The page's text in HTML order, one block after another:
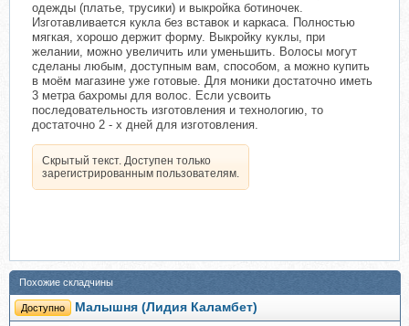
одежды (платье, трусики) и выкройка ботиночек.
Изготавливается кукла без вставок и каркаса. Полностью
мягкая, хорошо держит форму. Выкройку куклы, при
желании, можно увеличить или уменьшить. Волосы могут
сделаны любым, доступным вам, способом, а можно купить
в моём магазине уже готовые. Для моники достаточно иметь
3 метра бахромы для волос. Если усвоить
последовательность изготовления и технологию, то
достаточно 2 - х дней для изготовления.​
Скрытый текст. Доступен только
зарегистрированным пользователям.
Похожие складчины
Доступно Малышня (Лидия Каламбет)